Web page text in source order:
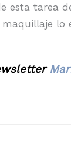
esta tarea
lo